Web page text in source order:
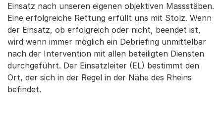
Einsatz nach unseren eigenen objektiven Massstäben.
Eine erfolgreiche Rettung erfüllt uns mit Stolz. Wenn
der Einsatz, ob erfolgreich oder nicht, beendet ist,
wird wenn immer möglich ein Debriefing unmittelbar
nach der Intervention mit allen beteiligten Diensten
durchgeführt. Der Einsatzleiter (EL) bestimmt den
Ort, der sich in der Regel in der Nähe des Rheins
befindet.